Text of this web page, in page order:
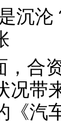
，合
况带
《汽